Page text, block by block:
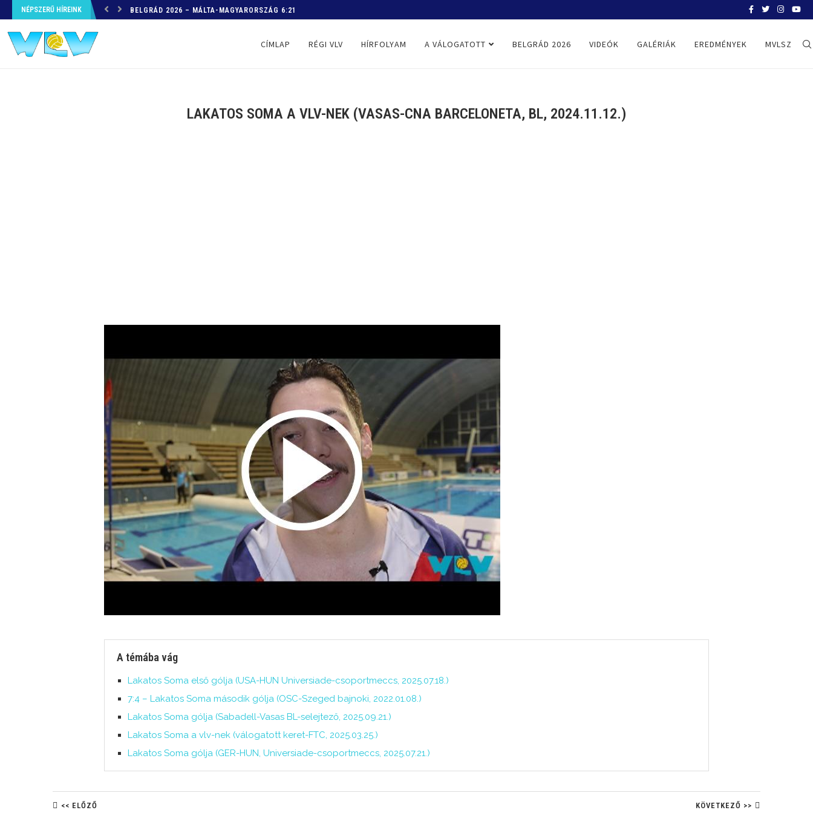
NÉPSZERŰ HÍREINK BELGRÁD 2026 – MÁLTA-MAGYARORSZÁG 6:21
CÍMLAP RÉGI VLV HÍRFOLYAM A VÁLOGATOTT BELGRÁD 2026 VIDEÓK GALÉRIÁK EREDMÉNYEK MVLSZ
LAKATOS SOMA A VLV-NEK (VASAS-CNA BARCELONETA, BL, 2024.11.12.)
A témába vág
Lakatos Soma első gólja (USA-HUN Universiade-csoportmeccs, 2025.07.18.)
7:4 – Lakatos Soma második gólja (OSC-Szeged bajnoki, 2022.01.08.)
Lakatos Soma gólja (Sabadell-Vasas BL-selejtező, 2025.09.21.)
Lakatos Soma a vlv-nek (válogatott keret-FTC, 2025.03.25.)
Lakatos Soma gólja (GER-HUN, Universiade-csoportmeccs, 2025.07.21.)
<< ELŐZŐ KÖVETKEZŐ >>